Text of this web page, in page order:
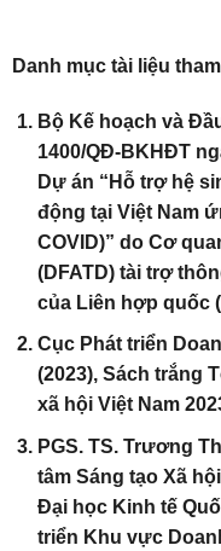
Danh mục tài liệu
Bộ Kế hoạch và
1400/QĐ-BKHĐT
Dự án “Hỗ trợ hệ
động tại Việt Nam
COVID)” do Cơ
(DFATD) tài trợ
của Liên hợp quốc
Cục Phát triển
(2023), Sách trắng
xã hội Việt Nam
PGS. TS. Trương
tâm Sáng tạo Xã
Đại học Kinh tế
triển Khu vực